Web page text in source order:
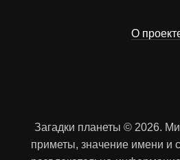
О
Загадки планеты © 2026.
приметы, значение имени и